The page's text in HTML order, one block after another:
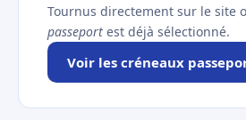
Tournus directement sur le site
passeport est déjà sélectionné.
Voir les créneaux